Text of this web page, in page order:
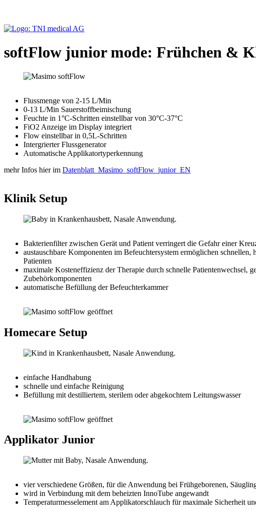
softFlow junior mode: Frühchen &
Flussmenge von 2-15 L/Min
0-13 L/Min Sauerstoffbeimischung
Feuchte in 1°C-Schritten einstellbar von 30°C-37°C
FiO2 Anzeige im Display integriert
Flow einstellbar in 0,5L-Schritten
Intergrierter Flussgenerator
Automatische Applikatortyperkennung
mehr Infos hier im Datenblatt_Masimo_softFlow_junior_EN
Klinik Setup
Bakterienfilter zwischen Gerät und Patient verringert die Gefahr einer
austauschbare Komponenten im Befeuchtersystem ermöglichen
Patienten
maximale Kosteneffizienz der Therapie durch schnelle Patientenwechsel,
Zubehörkomponenten
automatische Befüllung der Befeuchterkammer
Homecare Setup
einfache Handhabung
schnelle und einfache Reinigung
Befüllung mit destilliertem, sterilem oder abgekochtem Leitungswasser
Applikator Junior
vier verschiedene Größen, für die Anwendung bei Frühgeborenen,
wird in Verbindung mit dem beheizten InnoTube angewandt
Temperaturmesselement am Applikatorschlauch für maximale Sicherheit